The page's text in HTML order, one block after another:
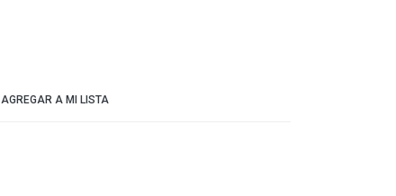
AGREGAR A MI LISTA